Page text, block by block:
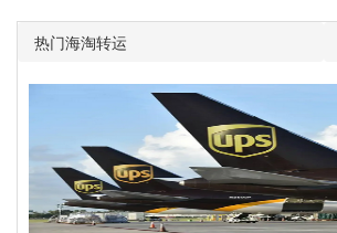
热门海淘转运